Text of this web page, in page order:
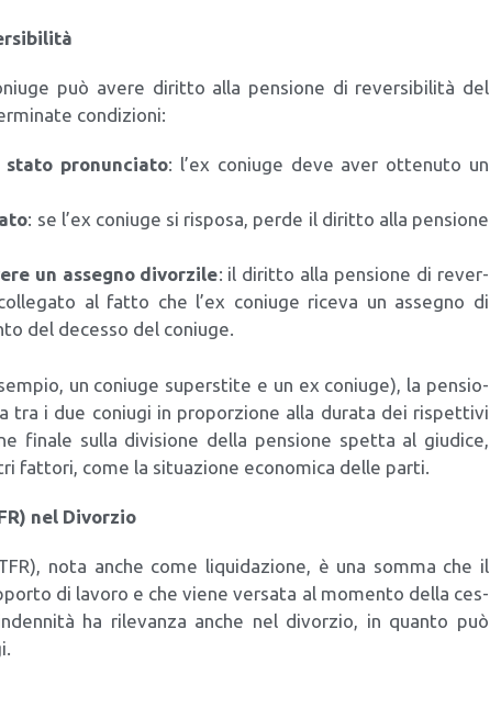
può ave­re dirit­to alla pen­sio­ne di rever­si­bi­li­tà del
con­di­zio­ni:
pro­nun­cia­to: l’ex coniu­ge deve aver otte­nu­to un
: se l’ex coniu­ge si rispo­sa, per­de il dirit­to alla pen­sio­ne
un asse­gno divor­zi­le: il dirit­to alla pen­sio­ne di rever­
al fat­to che l’ex coniu­ge rice­va un asse­gno di
del deces­so del coniu­ge.
un coniu­ge super­sti­te e un ex coniu­ge), la pen­sio­
tra i due coniu­gi in pro­por­zio­ne alla dura­ta dei rispet­ti­vi
fina­le sul­la divi­sio­ne del­la pen­sio­ne spet­ta al giu­di­ce,
fat­to­ri, come la situa­zio­ne eco­no­mi­ca del­le par­ti.
nel Divor­zio
nota anche come liqui­da­zio­ne, è una som­ma che il
di lavo­ro e che vie­ne ver­sa­ta al momen­to del­la ces­
ha rile­van­za anche nel divor­zio, in quan­to può